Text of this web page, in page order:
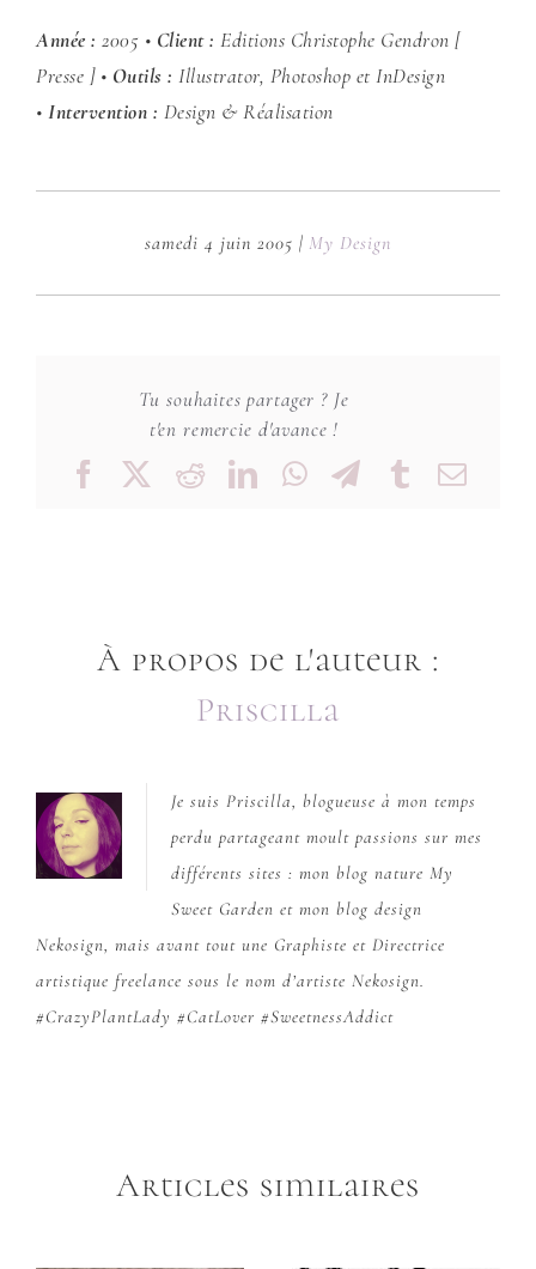
Année : 2005 • Client : Editions Christophe Gendron [
Presse ] • Outils : Illustrator, Photoshop et InDesign
• Intervention : Design & Réalisation
samedi 4 juin 2005 | My Design
Tu souhaites partager ? Je
t'en remercie d'avance !
FacebookRedditLinkedInWhatsApp
Telegram
Tumblr
À propos de l'auteur :
Priscilla
Je suis Priscilla, blogueuse à mon temps
perdu partageant moult passions sur mes
différents sites : mon blog nature My
Sweet Garden et mon blog design
Nekosign, mais avant tout une Graphiste et Directrice
artistique freelance sous le nom d’artiste Nekosign.
#CrazyPlantLady #CatLover #SweetnessAddict
Articles similaires